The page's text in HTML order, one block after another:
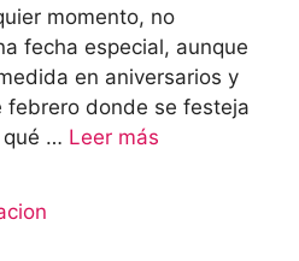
momento, no
fecha especial, aunque
en aniversarios y
febrero donde se festeja
qué … Leer más